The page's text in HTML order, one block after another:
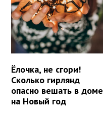
Ёлочка, не сгори!
Сколько гирлянд
опасно вешать в доме
на Новый год